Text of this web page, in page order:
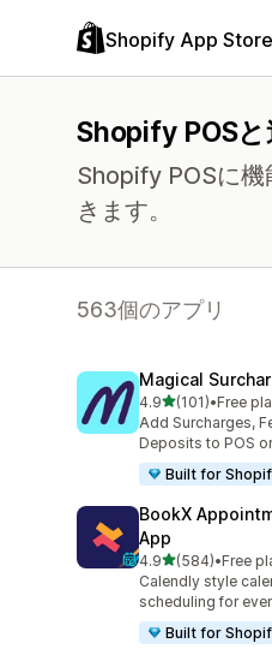
Shopify App Store
Shopify POS
Shopify POSに
きます。
563個のアプリ
Magical
4.95つ星中
(101)
合計レビュー数：
•Free
Add Surcharges,
Deposits to POS
Built for
BookX
App
4.95つ星中
(584)
合計レビュー数：
•Free
Calendly style
scheduling for
Built for